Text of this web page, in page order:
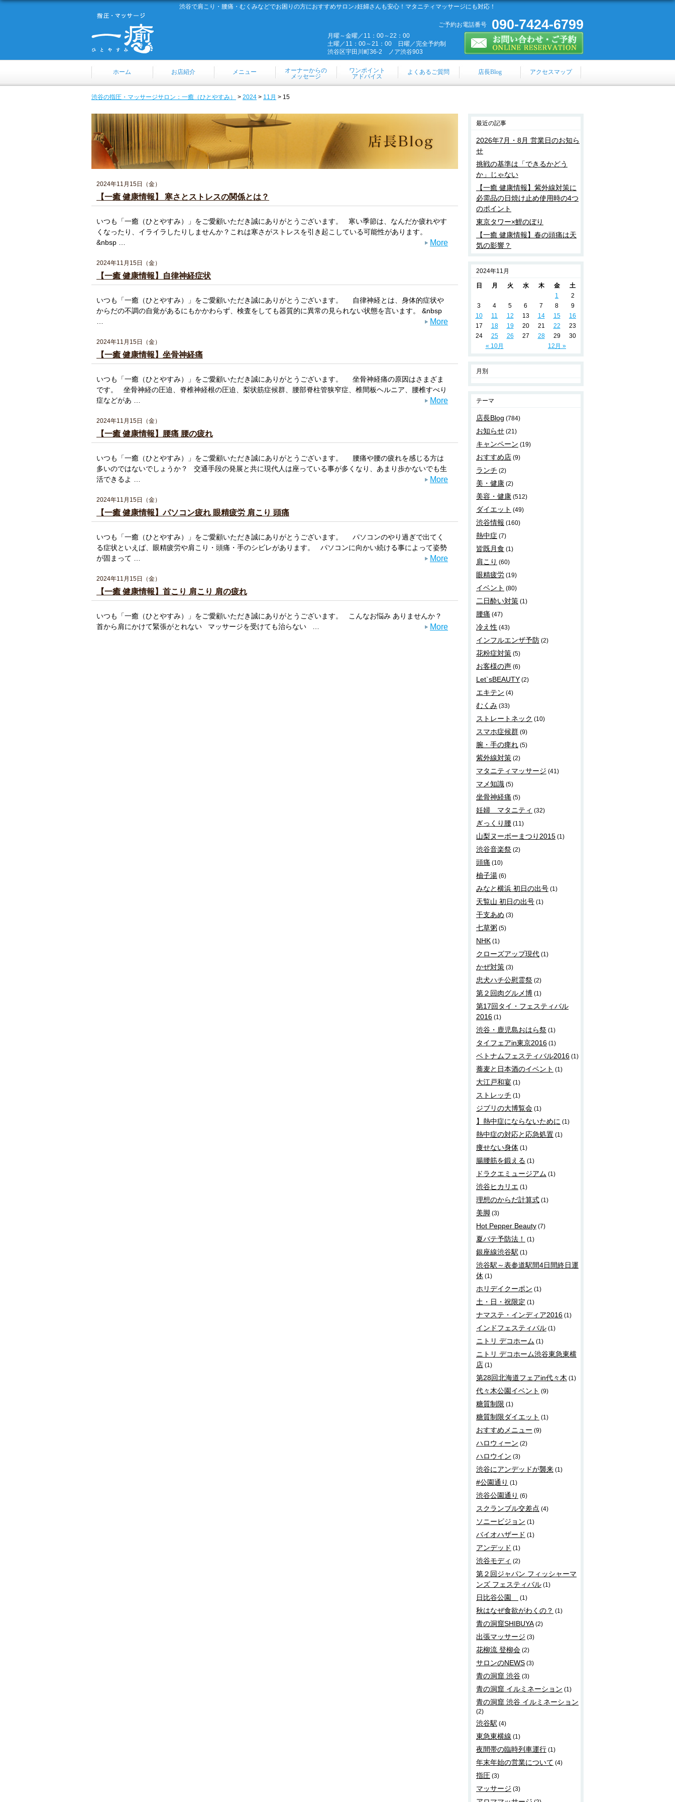
渋谷で肩こり・腰痛・むくみなどでお困りの方におすすめサロン♪妊婦さんも安心！マタニティマッサージにも対応！
090-7424-6799
ご予約お電話番号
月曜～金曜／11：00～22：00
土曜／11：00～21：00 日曜／完全予約制
渋谷区宇田川町36-2 ノア渋谷903
ホーム お店紹介 メニュー
オーナーからの
メッセージ
ワンポイント
アドバイス
よくあるご質問 店長Blog アクセスマップ
渋谷の指圧・マッサージサロン：一癒（ひとやすみ） > 2024 > 11月 > 15
2024年11月15日（金）
【一癒 健康情報】 寒さとストレスの関係とは？
いつも「一癒（ひとやすみ）」をご愛顧いただき誠にありがとうございます。 寒い季節は、なんだか疲れやす
くなったり、イライラしたりしませんか？これは寒さがストレスを引き起こしている可能性があります。
&nbsp …
More
2024年11月15日（金）
【一癒 健康情報】自律神経症状
いつも「一癒（ひとやすみ）」をご愛顧いただき誠にありがとうございます。 自律神経とは、身体的症状や
からだの不調の自覚があるにもかかわらず、検査をしても器質的に異常の見られない状態を言います。 &nbsp
More
2024年11月15日（金）
【一癒 健康情報】坐骨神経痛
いつも「一癒（ひとやすみ）」をご愛顧いただき誠にありがとうございます。 坐骨神経痛の原因はさまざま
です。 坐骨神経の圧迫、脊椎神経根の圧迫、梨状筋症候群、腰部脊柱管狭窄症、椎間板ヘルニア、腰椎すべり
症などがあ …
More
2024年11月15日（金）
【一癒 健康情報】腰痛 腰の疲れ
いつも「一癒（ひとやすみ）」をご愛顧いただき誠にありがとうございます。 腰痛や腰の疲れを感じる方は
多いのではないでしょうか？ 交通手段の発展と共に現代人は座っている事が多くなり、あまり歩かないでも生
活できるよ …
More
2024年11月15日（金）
【一癒 健康情報】パソコン疲れ 眼精疲労 肩こり 頭痛
いつも「一癒（ひとやすみ）」をご愛顧いただき誠にありがとうございます。 パソコンのやり過ぎで出てく
る症状といえば、眼精疲労や肩こり・頭痛・手のシビレがあります。 パソコンに向かい続ける事によって姿勢
が固まって …
More
2024年11月15日（金）
【一癒 健康情報】首こり 肩こり 肩の疲れ
いつも「一癒（ひとやすみ）」をご愛顧いただき誠にありがとうございます。 こんなお悩み ありませんか？
首から肩にかけて緊張がとれない マッサージを受けても治らない …
More
最近の記事
2026年7月・8月 営業日のお知ら
せ
挑戦の基準は「できるかどう
か」じゃない
【一癒 健康情報】紫外線対策に
必需品の日焼け止め使用時の4つ
のポイント
東京タワー×鯉のぼり
【一癒 健康情報】春の頭痛は天
気の影響？
2024年11月
日 月 火 水 木 金 土
« 10月 12月 »
1
2
3
4 5 6 7 8
9
10
11 12 13 14 15
16
17
18 19 20 21 22
23
24
25 26 27 28 29 30
月別
テーマ
店長Blog (784)
お知らせ (21)
キャンペーン (19)
おすすめ店 (9)
ランチ (2)
美・健康 (2)
美容・健康 (512)
ダイエット (49)
渋谷情報 (160)
熱中症 (7)
皆既月食 (1)
肩こり (60)
眼精疲労 (19)
イベント (80)
二日酔い対策 (1)
腰痛 (47)
冷え性 (43)
インフルエンザ予防 (2)
花粉症対策 (5)
お客様の声 (6)
Let`sBEAUTY (2)
エキテン (4)
むくみ (33)
ストレートネック (10)
スマホ症候群 (9)
腕・手の痺れ (5)
紫外線対策 (2)
マタニティマッサージ (41)
マメ知識 (5)
坐骨神経痛 (5)
妊婦 マタニティ (32)
ぎっくり腰 (11)
山梨ヌーボーまつり2015 (1)
渋谷音楽祭 (2)
頭痛 (10)
柚子湯 (6)
みなと横浜 初日の出号 (1)
天覧山 初日の出号 (1)
干支あめ (3)
七草粥 (5)
NHK (1)
クローズアップ現代 (1)
かぜ対策 (3)
忠犬ハチ公慰霊祭 (2)
第２回肉グルメ博 (1)
第17回タイ・フェスティバル
2016 (1)
渋谷・鹿児島おはら祭 (1)
タイフェアin東京2016 (1)
ベトナムフェスティバル2016 (1)
蕎麦と日本酒のイベント (1)
大江戸和宴 (1)
ストレッチ (1)
ジブリの大博覧会 (1)
】熱中症にならないために (1)
熱中症の対応と応急処置 (1)
痩せない身体 (1)
腸腰筋を鍛える (1)
ドラクエミュージアム (1)
渋谷ヒカリエ (1)
理想のからだ計算式 (1)
美脚 (3)
Hot Pepper Beauty (7)
夏バテ予防法！ (1)
銀座線渋谷駅 (1)
渋谷駅～表参道駅間4日間終日運
休 (1)
ホリデイクーポン (1)
土・日・祝限定 (1)
ナマステ・インディア2016 (1)
インドフェスティバル (1)
ニトリ デコホーム (1)
ニトリ デコホーム渋谷東急東横
店 (1)
第28回北海道フェアin代々木 (1)
代々木公園イベント (9)
糖質制限 (1)
糖質制限ダイエット (1)
おすすめメニュー (9)
ハロウィーン (2)
ハロウイン (3)
渋谷にアンデッドが襲来 (1)
#公園通り (1)
渋谷公園通り (6)
スクランブル交差点 (4)
ソニービジョン (1)
バイオハザード (1)
アンデッド (1)
渋谷モディ (2)
第２回ジャパン フィッシャーマ
ンズ フェスティバル (1)
日比谷公園 (1)
秋はなぜ食欲がわくの？ (1)
青の洞窟SHIBUYA(2)
出張マッサージ (3)
花柳流 登柳会 (2)
サロンのNEWS (3)
青の洞窟 渋谷 (3)
青の洞窟 イルミネーション (1)
青の洞窟 渋谷 イルミネーション
(2)
渋谷駅 (4)
東急東横線 (1)
夜間帯の臨時列車運行 (1)
年末年始の営業について (4)
指圧 (3)
マッサージ (3)